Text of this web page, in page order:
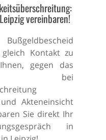
vereinbaren!
Kontakt zu
gegen das
bei
Akteneinsicht
Sie direkt Ihr
in